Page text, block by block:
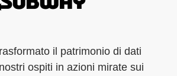
il patrimonio di dati
ospiti in azioni mirate sui